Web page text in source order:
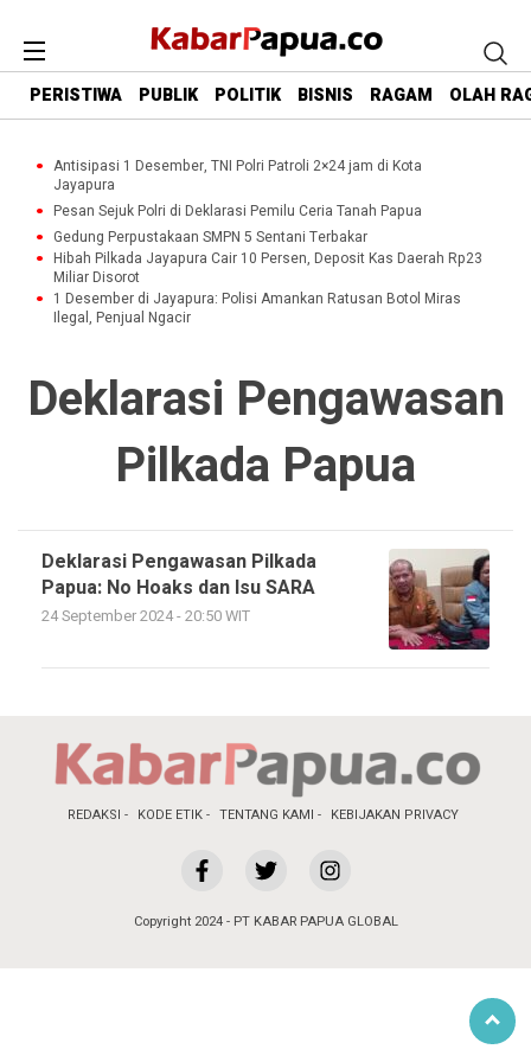
PERISTIWA PUBLIK POLITIK BISNIS RAGAM OLAH
Antisipasi 1 Desember, TNI Polri Patroli 2×24 jam di Kota
Jayapura
Pesan Sejuk Polri di Deklarasi Pemilu Ceria Tanah Papua
Gedung Perpustakaan SMPN 5 Sentani Terbakar
Hibah Pilkada Jayapura Cair 10 Persen, Deposit Kas Daerah Rp23
Miliar Disorot
1 Desember di Jayapura: Polisi Amankan Ratusan Botol Miras
Ilegal, Penjual Ngacir
Deklarasi Pengawasan
Pilkada Papua
Deklarasi Pengawasan Pilkada
Papua: No Hoaks dan Isu SARA
24 September 2024 - 20:50 WIT
REDAKSI KODE ETIK TENTANG KAMI KEBIJAKAN PRIVACY
Copyright 2024 - PT KABAR PAPUA GLOBAL